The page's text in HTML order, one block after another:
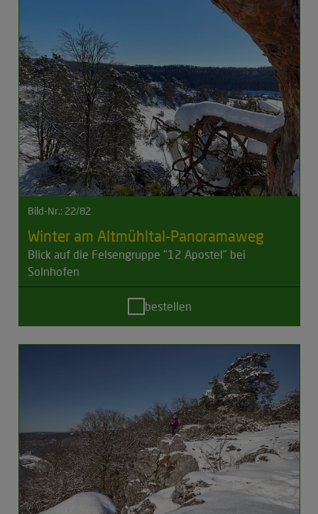
Bild-Nr.: 22/82
Winter am Altmühltal-Panoramaweg
Blick auf die Felsengruppe "12 Apostel" bei
Solnhofen
bestellen